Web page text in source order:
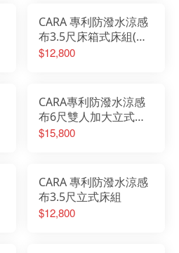
CARA 專利防潑水涼感
布3.5尺床箱式床組(搭
配無抽屜床底)
$12,800
CARA專利防潑水涼感
布6尺雙人加大立式床
組
$15,800
CARA 專利防潑水涼感
布3.5尺立式床組
$12,800